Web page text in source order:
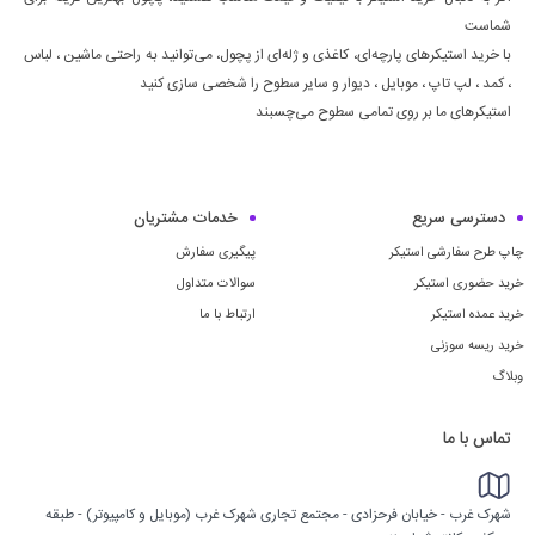
شماست
با خرید استیکرهای پارچه‌ای، کاغذی و ژله‌ای از پچول، می‌توانید به راحتی ماشين ، لباس
، كمد ، لپ تاپ ، موبايل ، ديوار و سایر سطوح را شخصی سازی کنید
استیکرهای ما بر روی تمامی سطوح می‌چسبند
دسترسی سریع
چاپ طرح سفارشی استیکر
خرید حضوری استیکر
خرید عمده استیکر
خرید ریسه سوزنی
وبلاگ
خدمات مشتریان
پیگیری سفارش
سوالات متداول
ارتباط با ما
تماس با ما
شهرک غرب - خیابان فرحزادی - مجتمع تجاری شهرک غرب (موبایل و کامپیوتر) - طبقه